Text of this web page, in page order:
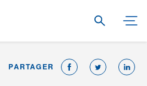
PARTAGER